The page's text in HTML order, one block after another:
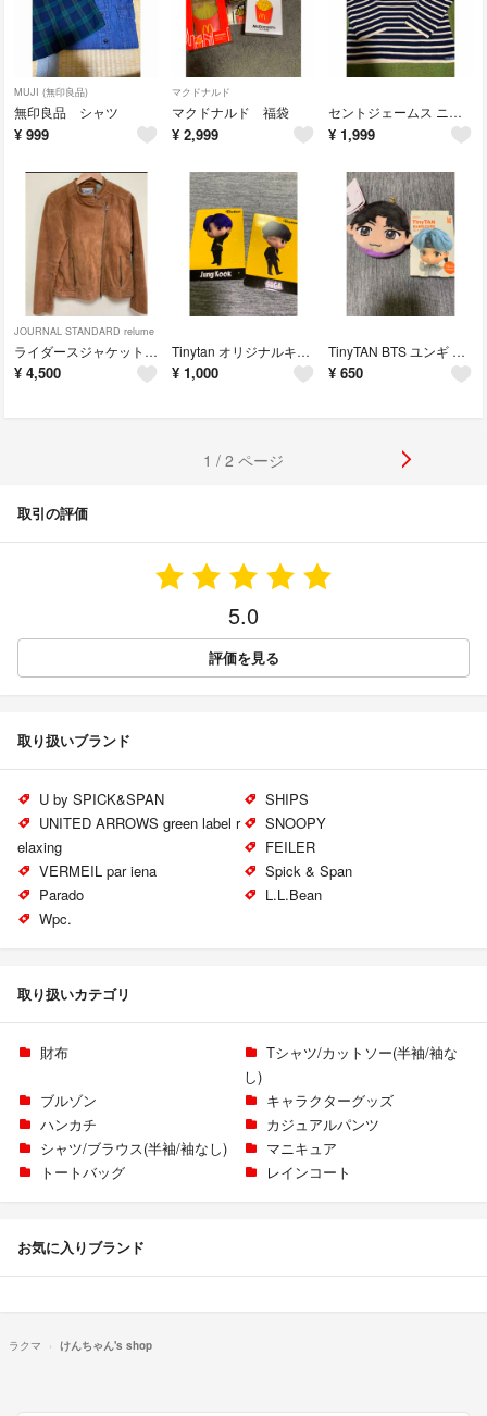
MUJI (無印良品)
無印良品 シャツ
¥ 999
マクドナルド
マクドナルド 福袋
¥ 2,999
セントジェームス ニット
¥ 1,999
JOURNAL STANDARD relume
ライダースジャケット レザージャケット
¥ 4,500
Tinytan オリジナルキラキラホロカード
¥ 1,000
TinyTAN BTS ユンギ SUGA
¥ 650
1 / 2 ページ
取引の評価
5.0
評価を見る
取り扱いブランド
U by SPICK&SPAN
SHIPS
UNITED ARROWS green label r
elaxing
SNOOPY
FEILER
VERMEIL par iena
Spick & Span
Parado
L.L.Bean
Wpc.
取り扱いカテゴリ
財布
Tシャツ/カットソー(半袖/袖な
し)
ブルゾン
キャラクターグッズ
ハンカチ
カジュアルパンツ
シャツ/ブラウス(半袖/袖なし)
マニキュア
トートバッグ
レインコート
お気に入りブランド
ラクマ けんちゃん's shop